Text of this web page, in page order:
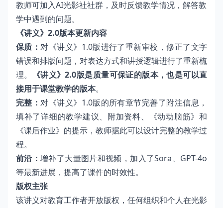
教师可加入AI光影社社群，及时反馈教学情况，解答教
学中遇到的问题。
《讲义》2.0版本更新内容
保质：对《讲义》1.0版进行了重新审校，修正了文字
错误和排版问题，对表达方式和讲授逻辑进行了重新梳
理。
《讲义》2.0版是质量可保证的版本，也是可以直
接用于课堂教学的版本。
完整：对《讲义》1.0版的所有章节完善了附注信息，
填补了详细的教学建议、附加资料、《动动脑筋》和
《课后作业》的提示，教师据此可以设计完整的教学过
程。
前沿：增补了大量图片和视频，加入了Sora、GPT-4o
等最新进展，提高了课件的时效性。
版权主张
该讲义对教育工作者开放版权，任何组织和个人在光影